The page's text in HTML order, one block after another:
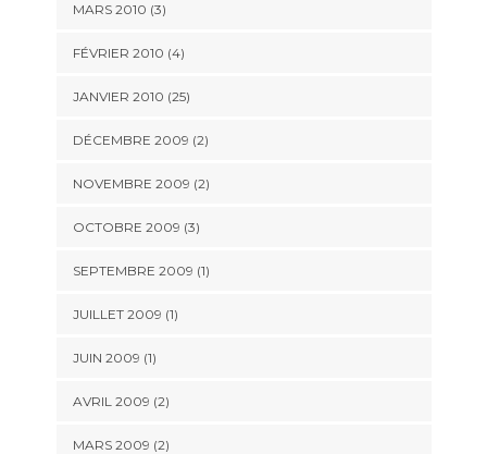
MARS 2010 (3)
FÉVRIER 2010 (4)
JANVIER 2010 (25)
DÉCEMBRE 2009 (2)
NOVEMBRE 2009 (2)
OCTOBRE 2009 (3)
SEPTEMBRE 2009 (1)
JUILLET 2009 (1)
JUIN 2009 (1)
AVRIL 2009 (2)
MARS 2009 (2)